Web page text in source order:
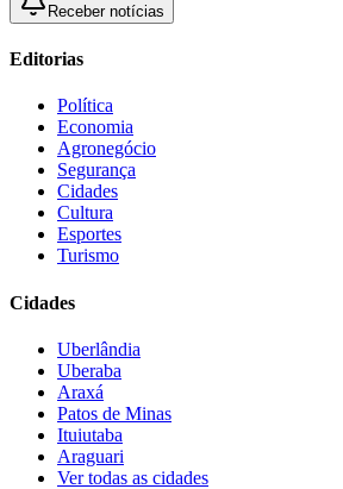
Receber notícias
Editorias
Política
Economia
Agronegócio
Segurança
Cidades
Cultura
Esportes
Turismo
Cidades
Uberlândia
Uberaba
Araxá
Patos de Minas
Ituiutaba
Araguari
Ver todas as cidades